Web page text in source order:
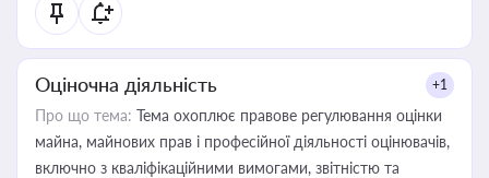
Оціночна діяльність +1
Про що тема: Тема охоплює правове регулювання оцінки
майна, майнових прав і професійної діяльності оцінювачів,
включно з кваліфікаційними вимогами, звітністю та